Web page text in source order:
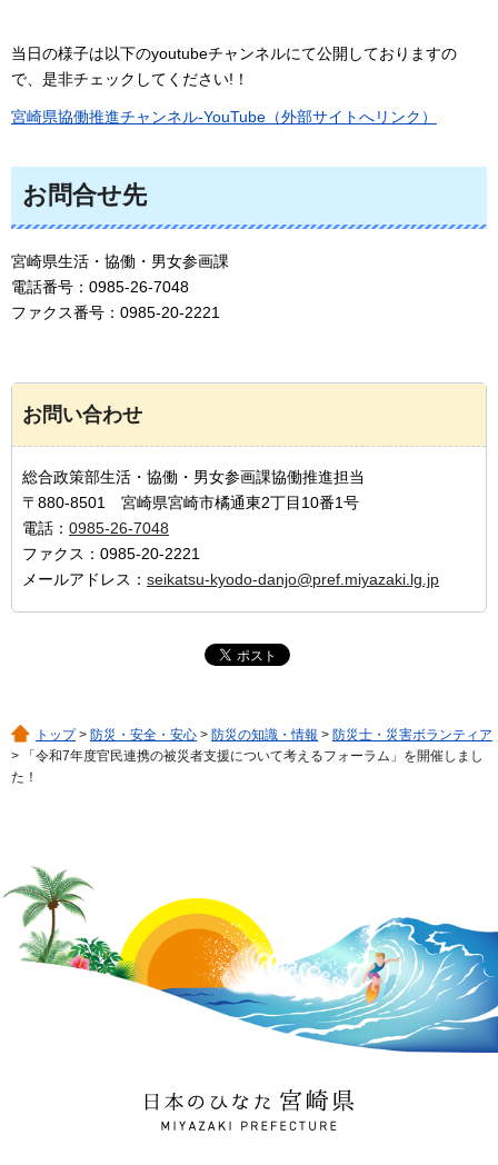
当日の様子は以下のyoutubeチャンネルにて公開しておりますの
で、是非チェックしてください!！
宮崎県協働推進チャンネル-YouTube（外部サイトへリンク）
お問合せ先
宮崎県生活・協働・男女参画課
電話番号：0985-26-7048
ファクス番号：0985-20-2221
お問い合わせ
総合政策部生活・協働・男女参画課協働推進担当
〒880-8501 宮崎県宮崎市橘通東2丁目10番1号
電話： 0985-26-7048
ファクス：0985-20-2221
メールアドレス： seikatsu-kyodo-danjo@pref.miyazaki.lg.jp
トップ> 防災・安全・安心 > 防災の知識・情報 > 防災士・災害ボランティア
> 「令和7年度官民連携の被災者支援について考えるフォーラム」を開催しまし
た！
日本のひなた 宮崎県
MIYAZAKI PREFECTURE